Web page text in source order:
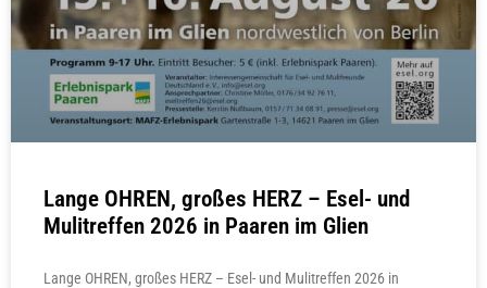
Lange OHREN, großes HERZ – Esel- und
Mulitreffen 2026 in Paaren im Glien
Lange OHREN, großes HERZ – Esel- und Mulitreffen 2026 in